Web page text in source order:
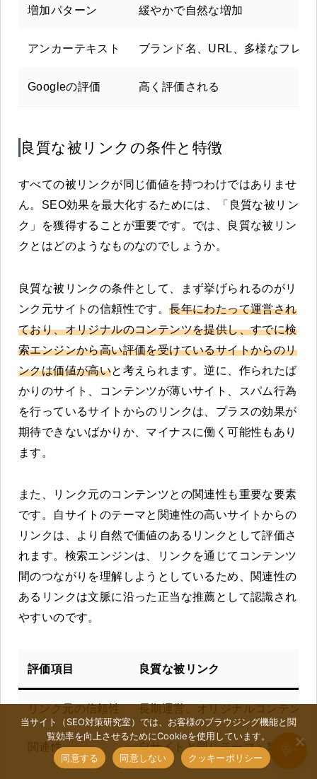
増加パターン 緩やかで自然な増加
アンカーテキスト ブランド名、URL、多様なフレー
Googleの評価 高く評価される
良質な被リンクの条件と特徴
すべての被リンクが同じ価値を持つわけではありませ
ん。SEO効果を最大化するためには、「良質な被リン
ク」を獲得することが重要です。では、良質な被リン
クとはどのようなものなのでしょうか。
良質な被リンクの条件として、まず挙げられるのがリ
ンク元サイトの信頼性です。長年にわたって運営され
ており、オリジナルのコンテンツを提供し、すでに検
索エンジンから高い評価を受けているサイトからのリ
ンクは価値が高いと考えられます。逆に、作られたば
かりのサイト、コンテンツが薄いサイト、スパム行為
を行っているサイトからのリンクは、プラスの効果が
期待できないばかりか、マイナスに働く可能性もあり
ます。
また、リンク元のコンテンツとの関連性も重要な要素
です。自サイトのテーマと関連性の高いサイトからの
リンクは、より自然で価値のあるリンクとして評価さ
れます。検索エンジンは、リンクを通じてコンテンツ
間のつながりを理解しようとしているため、関連性の
あるリンクは文脈に沿った正当な推薦として認識され
やすいのです。
評価項目 良質な被リンク
リンク元の信頼性 長期運営、オリジナルコンテン
関連性 自サイトと同じテーマ・業界
当サイト（SEO対策研究室）では、お客様のブラウジング機能と閲
覧効率を向上させるためにCookieを使用しています。
同意する
同意しない クッキーポリシー